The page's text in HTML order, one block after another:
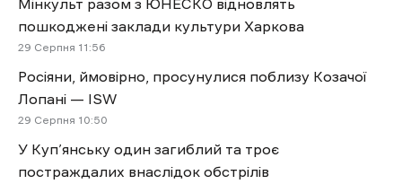
Мінкульт разом з ЮНЕСКО відновлять
пошкоджені заклади культури Харкова
29 Cерпня 11:56
Росіяни, ймовірно, просунулися поблизу Козачої
Лопані — ISW
29 Cерпня 10:50
У Куп’янську один загиблий та троє
постраждалих внаслідок обстрілів